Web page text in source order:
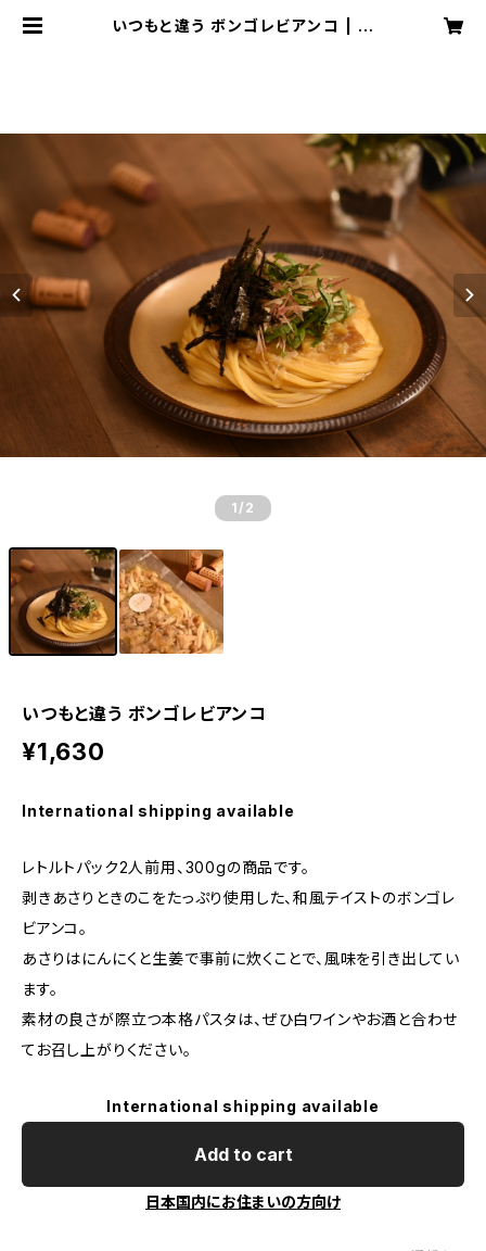
いつもと違う ボンゴレビアンコ | お
1 /2
いつもと違う ボンゴレビアンコ
¥1,630
International shipping available
レトルトパック2人前用、300gの商品です。
剥きあさりときのこをたっぷり使用した、和風テイストのボンゴレ
ビアンコ。
あさりはにんにくと生姜で事前に炊くことで、風味を引き出してい
ます。
素材の良さが際立つ本格パスタは、ぜひ白ワインやお酒と合わせ
てお召し上がりください。
International shipping available
Add to cart
日本国内にお住まいの方向け